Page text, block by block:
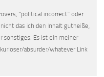
"political incorrect" oder
das ich den Inhalt gutheiße,
sonstiges. Es ist ein meiner
absurder/whatever Link